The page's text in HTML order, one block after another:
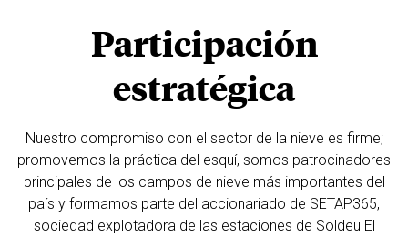
Participación
estratégica
Nuestro compromiso con el sector de la nieve es firme;
promovemos la práctica del esquí, somos patrocinadores
principales de los campos de nieve más importantes del
país y formamos parte del accionariado de SETAP365,
sociedad explotadora de las estaciones de Soldeu El